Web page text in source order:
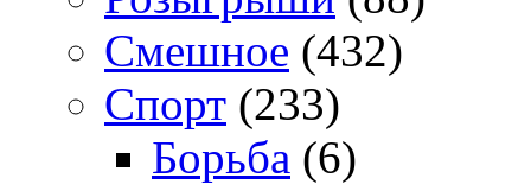
Смешное (432)
Спорт (233)
Борьба (6)